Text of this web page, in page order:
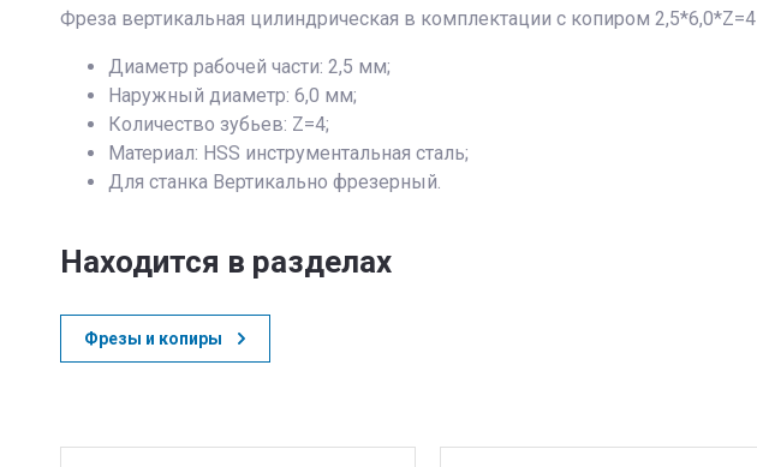
Фреза вертикальная цилиндрическая в комплектации с копиром 2,5*6,0*Z=4
Диаметр рабочей части: 2,5 мм;
Наружный диаметр: 6,0 мм;
Количество зубьев: Z=4;
Материал: HSS инструментальная сталь;
Для станка Вертикально фрезерный.
Находится в разделах
Фрезы и копиры